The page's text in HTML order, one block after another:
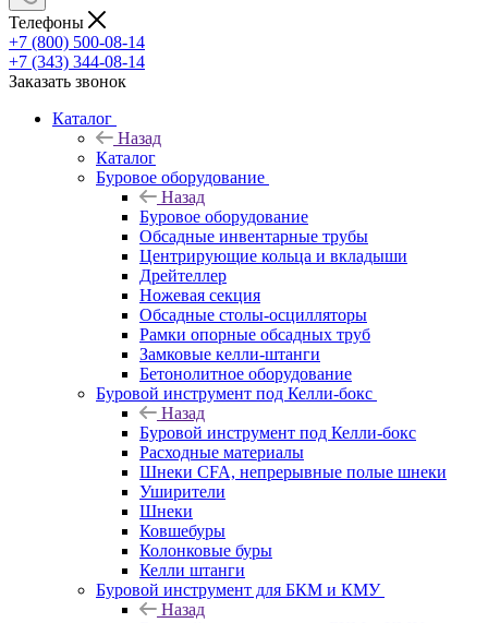
Телефоны
+7 (800) 500-08-14
+7 (343) 344-08-14
Заказать звонок
Каталог
Назад
Каталог
Буровое оборудование
Назад
Буровое оборудование
Обсадные инвентарные трубы
Центрирующие кольца и вкладыши
Дрейтеллер
Ножевая секция
Обсадные столы-осцилляторы
Рамки опорные обсадных труб
Замковые келли-штанги
Бетонолитное оборудование
Буровой инструмент под Келли-бокс
Назад
Буровой инструмент под Келли-бокс
Расходные материалы
Шнеки CFA, непрерывные полые шнеки
Уширители
Шнеки
Ковшебуры
Колонковые буры
Келли штанги
Буровой инструмент для БКМ и КМУ
Назад